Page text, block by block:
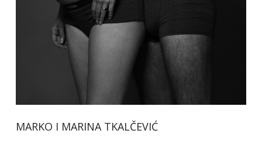
MARKO I MARINA TKALČEVIĆ